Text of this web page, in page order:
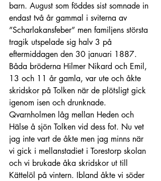
barn. August som föddes sist somnade in
endast två år gammal i sviterna av
”Scharlakansfeber” men familjens största
tragik utspelade sig halv 3 på
eftermiddagen den 30 januari 1887.
Båda bröderna Hilmer Nikard och Emil,
13 och 11 år gamla, var ute och åkte
skridskor på Tolken när de plötsligt gick
igenom isen och drunknade.
Qvarnholmen låg mellan Heden och
Hälse å sjön Tolken vid dess fot. Nu vet
jag inte vart de åkte men jag minns när
vi gick i mellanstadiet i Torestorp skolan
och vi brukade åka skridskor ut till
Kättelöl på vintern. Ibland åkte vi söder